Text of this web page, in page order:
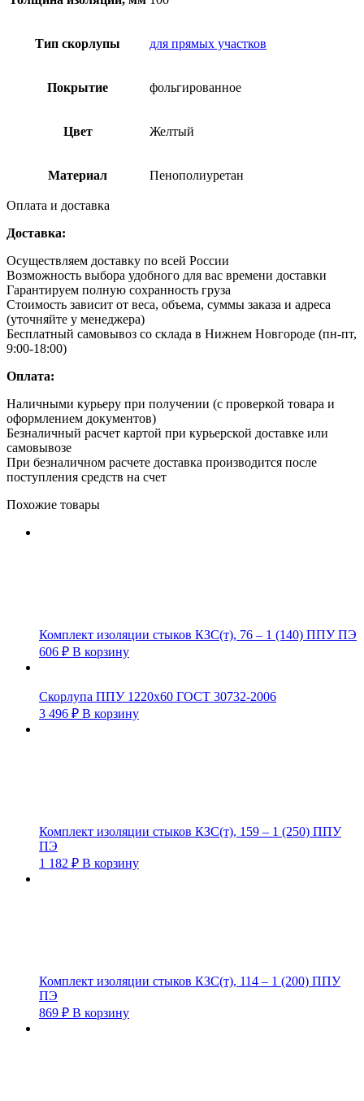
Тип скорлупы для прямых участков
Покрытие фольгированное
Цвет Желтый
Материал Пенополиуретан
Оплата и доставка
Доставка:
Осуществляем доставку по всей России
Возможность выбора удобного для вас времени доставки
Гарантируем полную сохранность груза
Стоимость зависит от веса, объема, суммы заказа и адреса
(уточняйте у менеджера)
Бесплатный самовывоз со склада в Нижнем Новгороде (пн-пт,
9:00-18:00)
Оплата:
Наличными курьеру при получении (с проверкой товара и
оформлением документов)
Безналичный расчет картой при курьерской доставке или
самовывозе
При безналичном расчете доставка производится после
поступления средств на счет
Похожие товары
Комплект изоляции стыков КЗС(т), 76 – 1 (140) ППУ ПЭ
606 ₽ В корзину
Скорлупа ППУ 1220х60 ГОСТ 30732-2006
3 496 ₽ В корзину
Комплект изоляции стыков КЗС(т), 159 – 1 (250) ППУ
ПЭ
1 182 ₽ В корзину
Комплект изоляции стыков КЗС(т), 114 – 1 (200) ППУ
ПЭ
869 ₽ В корзину